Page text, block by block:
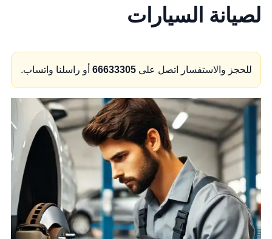
لصيانة السيارات
للحجز والاستفسار اتصل على 66633305أو راسلنا واتساب.